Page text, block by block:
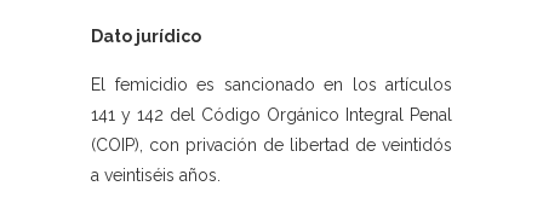
Dato jurídico
El femicidio es sancionado en los artículos
141 y 142 del Código Orgánico Integral Penal
(COIP), con privación de libertad de veintidós
a veintiséis años.